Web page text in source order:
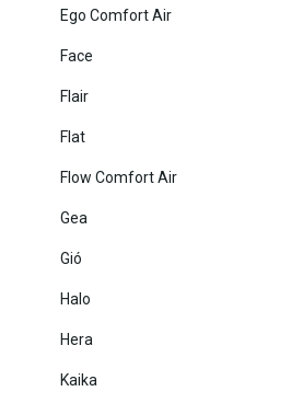
Ego Comfort Air
Face
Flair
Flat
Flow Comfort Air
Gea
Gió
Halo
Hera
Kaika